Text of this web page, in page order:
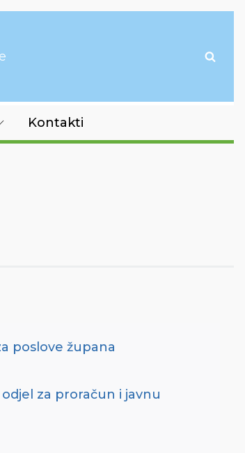
Kontakti
poslove župana
za proračun i javnu